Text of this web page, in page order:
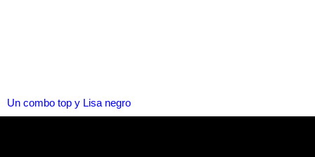
Un combo top y Lisa negro